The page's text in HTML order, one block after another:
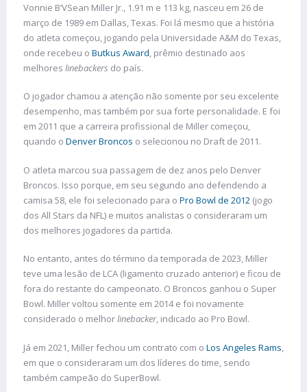
Vonnie B’VSean Miller Jr., 1.91 m e 113 kg, nasceu em 26 de
março de 1989 em Dallas, Texas. Foi lá mesmo que a história
do atleta começou, jogando pela Universidade A&M do Texas,
onde recebeu o Butkus Award, prêmio destinado aos
melhores linebackers do país.
O jogador chamou a atenção não somente por seu excelente
desempenho, mas também por sua forte personalidade. E foi
em 2011 que a carreira profissional de Miller começou,
quando o Denver Broncos o selecionou no Draft de 2011.
O atleta marcou sua passagem de dez anos pelo Denver
Broncos. Isso porque, em seu segundo ano defendendo a
camisa 58, ele foi selecionado para o Pro Bowl de 2012 (jogo
dos All Stars da NFL) e muitos analistas o consideraram um
dos melhores jogadores da partida.
No entanto, antes do término da temporada de 2023, Miller
teve uma lesão de LCA (ligamento cruzado anterior) e ficou de
fora do restante do campeonato. O Broncos ganhou o Super
Bowl. Miller voltou somente em 2014 e foi novamente
considerado o melhorlinebacker, indicado ao Pro Bowl.
Já em 2021, Miller fechou um contrato com o Los Angeles Rams,
em que o consideraram um dos líderes do time, sendo
também campeão do SuperBowl.